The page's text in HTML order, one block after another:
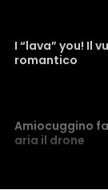
I “lava” you! Il
romantico
Amiocuggino
aria il drone